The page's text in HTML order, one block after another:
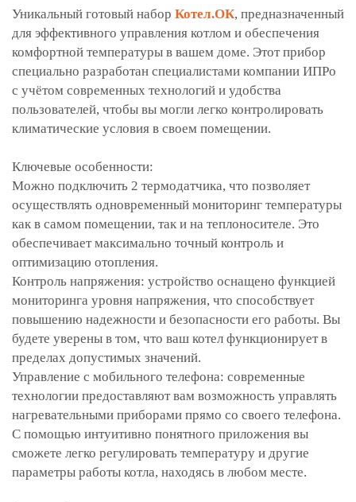
Уникальный готовый набор Котел.ОК, предназначенный
для эффективного управления котлом и обеспечения
комфортной температуры в вашем доме. Этот прибор
специально разработан специалистами компании ИПРо
с учётом современных технологий и удобства
пользователей, чтобы вы могли легко контролировать
климатические условия в своем помещении.
Ключевые особенности:
Можно подключить 2 термодатчика, что позволяет
осуществлять одновременный мониторинг температуры
как в самом помещении, так и на теплоносителе. Это
обеспечивает максимально точный контроль и
оптимизацию отопления.
Контроль напряжения: устройство оснащено функцией
мониторинга уровня напряжения, что способствует
повышению надежности и безопасности его работы. Вы
будете уверены в том, что ваш котел функционирует в
пределах допустимых значений.
Управление с мобильного телефона: современные
технологии предоставляют вам возможность управлять
нагревательными приборами прямо со своего телефона.
С помощью интуитивно понятного приложения вы
сможете легко регулировать температуру и другие
параметры работы котла, находясь в любом месте.